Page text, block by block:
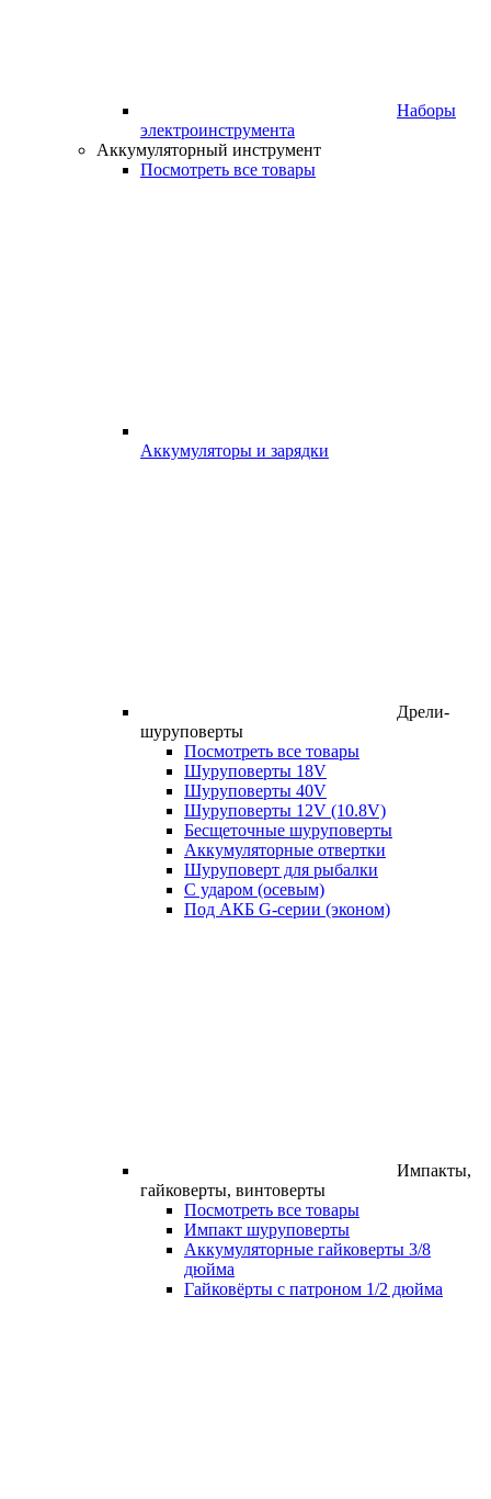
Наборы
электроинструмента
Аккумуляторный инструмент
Посмотреть все товары
Аккумуляторы и зарядки
Дрели-
шуруповерты
Посмотреть все товары
Шуруповерты 18V
Шуруповерты 40V
Шуруповерты 12V (10.8V)
Бесщеточные шуруповерты
Аккумуляторные отвертки
Шуруповерт для рыбалки
С ударом (осевым)
Под АКБ G-серии (эконом)
Импакты,
гайковерты, винтоверты
Посмотреть все товары
Импакт шуруповерты
Аккумуляторные гайковерты 3/8
дюйма
Гайковёрты с патроном 1/2 дюйма